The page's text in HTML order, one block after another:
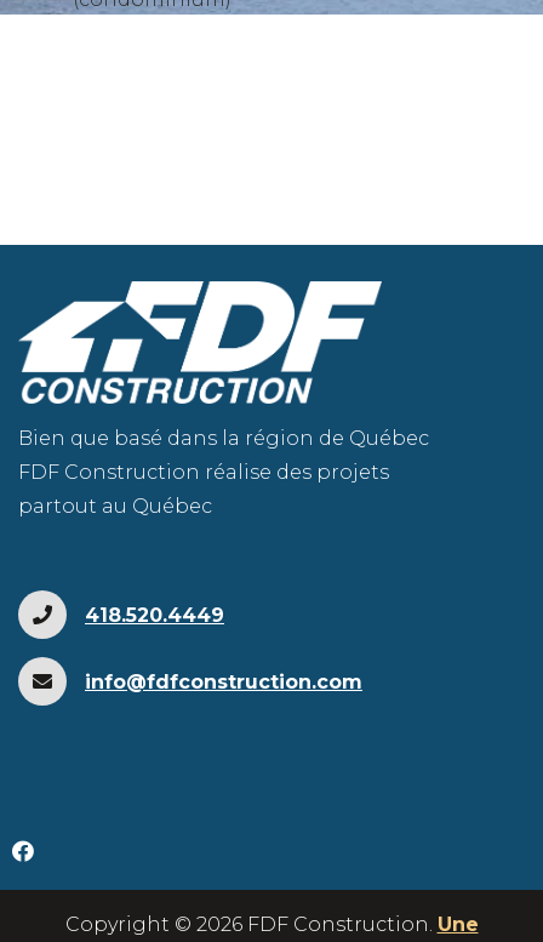
Bien que basé dans la région de Québec
FDF Construction réalise des projets
partout au Québec
418.520.4449
info@fdfconstruction.com
Copyright © 2026 FDF Construction. Une